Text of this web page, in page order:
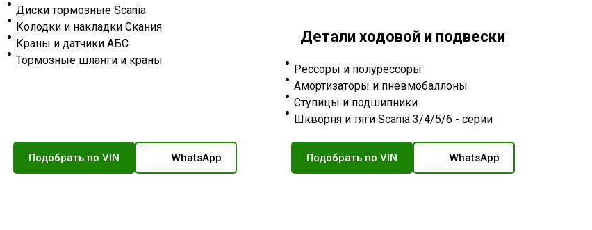
Диски тормозные Scania
Колодки и накладки Скания
Краны и датчики АБС
Тормозные шланги и краны
Подобрать по VIN WhatsApp
Детали ходовой и подвески
Рессоры и полурессоры
Амортизаторы и пневмобаллоны
Ступицы и подшипники
Шкворня и тяги Scania 3/4/5/6 - серии
Подобрать по VIN WhatsApp